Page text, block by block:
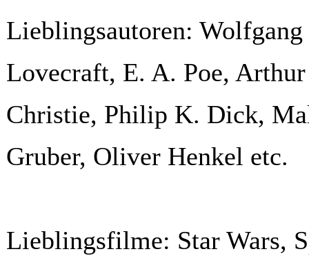
Lieblingsautoren:
Lovecraft, E. A. Poe,
Christie, Philip K. Dick,
Gruber, Oliver Henkel etc.
Lieblingsfilme: Star Wars,